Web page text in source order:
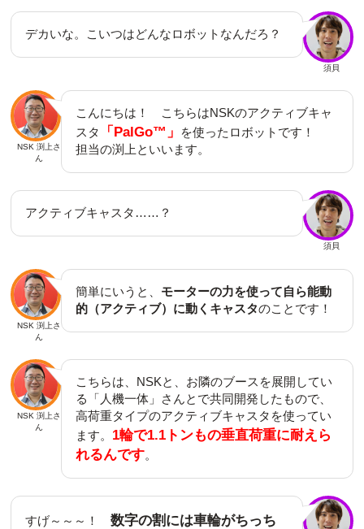
須貝
デカいな。こいつはどんなロボットなんだろ？
NSK 渕上さ
ん
こんにちは！ こちらはNSKのアクティブキャ
スタ
「PalGo™」
を使ったロボットです！
担当の渕上といいます。
須貝
アクティブキャスタ……？
NSK 渕上さ
ん
簡単にいうと、 モーターの力を使って自ら能動
的（アクティブ）に動くキャスタのことです！
NSK 渕上さ
ん
こちらは、NSKと、お隣のブースを展開してい
る「人機一体」さんとで共同開発したもので、
高荷重タイプのアクティブキャスタを使ってい
ます。 1輪で1.1トンもの垂直荷重に耐えら
れるんです。
すげ～～～！ 数字の割には車輪がちっち